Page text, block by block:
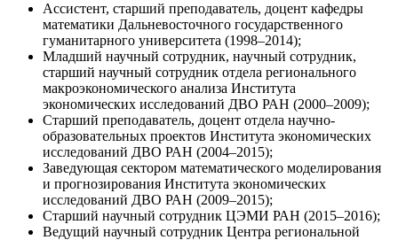
Ассистент, старший преподаватель, доцент кафедры
математики Дальневосточного государственного
гуманитарного университета (1998–2014);
Младший научный сотрудник, научный сотрудник,
старший научный сотрудник отдела регионального
макроэкономического анализа Института
экономических исследований ДВО РАН (2000–2009);
Старший преподаватель, доцент отдела научно-
образовательных проектов Института экономических
исследований ДВО РАН (2004–2015);
Заведующая сектором математического моделирования
и прогнозирования Института экономических
исследований ДВО РАН (2009–2015);
Старший научный сотрудник ЦЭМИ РАН (2015–2016);
Ведущий научный сотрудник Центра региональной